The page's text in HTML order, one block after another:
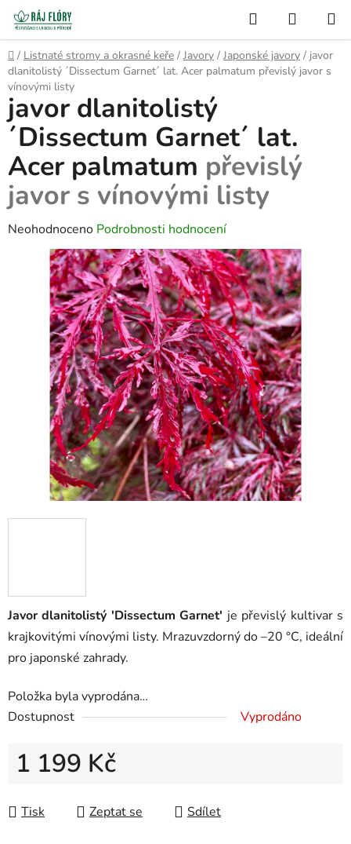
Přejít
obsah
Hledat
KOŠÍK
Domů
/ Listnaté stromy a okrasné keře / Javory / Japonské javory / javor
dlanitolistý ´Dissectum Garnet´ lat. Acer palmatum převislý javor s
vínovými listy
Javor dlanitolistý 'Dissectum Garnet' je převislý kultivar s
krajkovitými vínovými listy. Mrazuvzdorný do –20 °C, ideální
pro japonské zahrady.
Položka byla vyprodána…
Dostupnost
Vyprodáno
1 199 Kč
Tisk
Zeptat se Sdílet
javor dlanitolistý
´Dissectum Garnet´ lat.
Acer palmatum převislý
javor s vínovými listy
Průměrné
hodnocení
produktu
hvězdiček.
Neohodnoceno Podrobnosti hodnocení
Semínko